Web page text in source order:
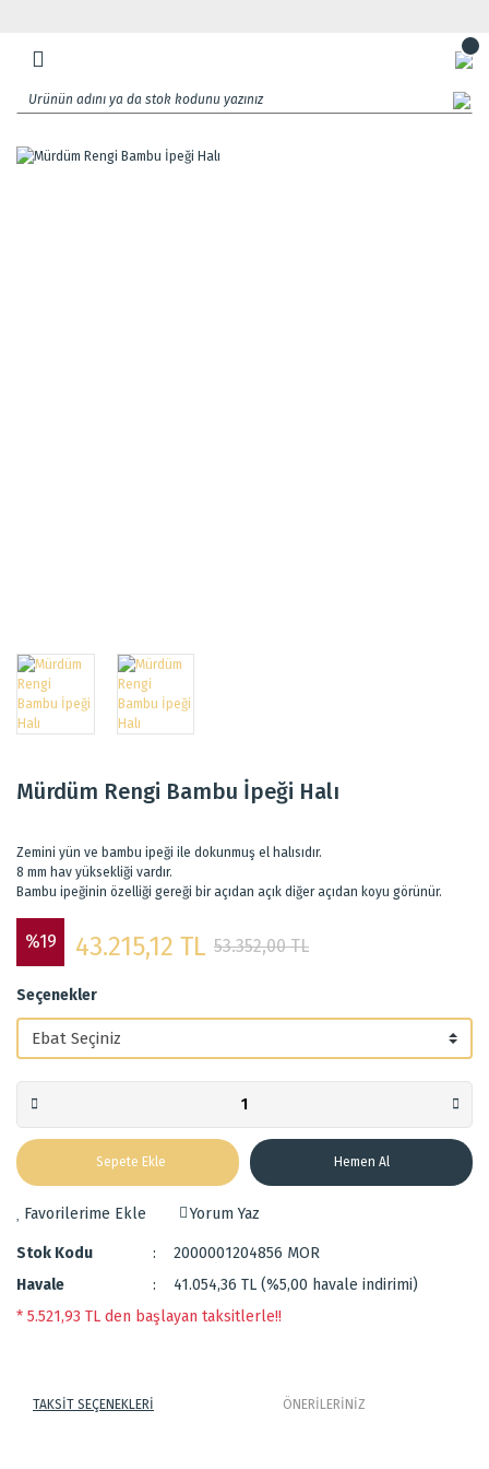
Mürdüm Rengi Bambu İpeği Halı
Zemini yün ve bambu ipeği ile dokunmuş el halısıdır.
8 mm hav yüksekliği vardır.
Bambu ipeğinin özelliği gereği bir açıdan açık diğer açıdan koyu görünür.
%19 43.215,12 TL 53.352,00 TL
Seçenekler
Sepete Ekle Hemen Al
Yorum Yaz
Stok Kodu
2000001204856 MOR
Havale
41.054,36 TL (%5,00 havale indirimi)
* 5.521,93 TL den başlayan taksitlerle!!
TAKSİT SEÇENEKLERİ ÖNERİLERİNİZ